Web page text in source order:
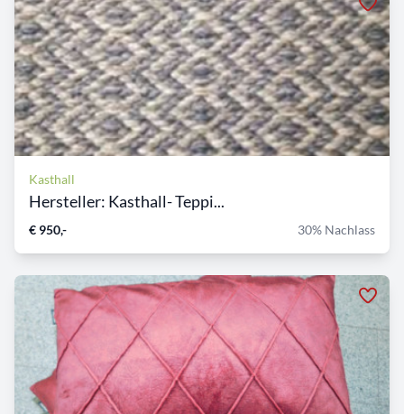
Kasthall
Hersteller: Kasthall- Teppi...
€ 950,- 30% Nachlass